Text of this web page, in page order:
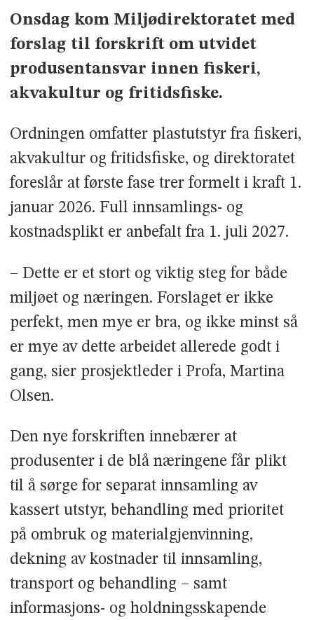
Onsdag kom Miljødirektoratet med
forslag til forskrift om utvidet
produsentansvar innen fiskeri,
akvakultur og fritidsfiske.
Ordningen omfatter plastutstyr fra fiskeri,
akvakultur og fritidsfiske, og direktoratet
foreslår at første fase trer formelt i kraft 1.
januar 2026. Full innsamlings- og
kostnadsplikt er anbefalt fra 1. juli 2027.
– Dette er et stort og viktig steg for både
miljøet og næringen. Forslaget er ikke
perfekt, men mye er bra, og ikke minst så
er mye av dette arbeidet allerede godt i
gang, sier prosjektleder i Profa, Martina
Olsen.
Den nye forskriften innebærer at
produsenter i de blå næringene får plikt
til å sørge for separat innsamling av
kassert utstyr, behandling med prioritet
på ombruk og materialgjenvinning,
dekning av kostnader til innsamling,
transport og behandling – samt
informasjons- og holdningsskapende